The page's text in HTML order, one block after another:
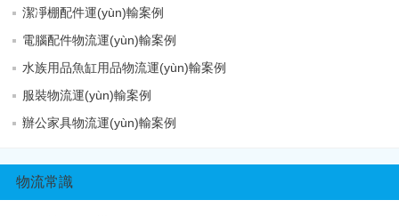
潔凈棚配件運(yùn)輸案例
電腦配件物流運(yùn)輸案例
水族用品魚缸用品物流運(yùn)輸案例
服裝物流運(yùn)輸案例
辦公家具物流運(yùn)輸案例
物流常識